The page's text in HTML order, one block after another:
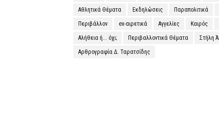
Αθλητικά Θέματα Εκδηλώσεις Παραπολιτικά
Περιβάλλον ex-αιρετικά Αγγελίες Καιρός
Αλήθεια ή... όχι; Περιβαλλοντικά Θέματα Στήλη
Αρθρογραφία Δ. Ταρατσίδης